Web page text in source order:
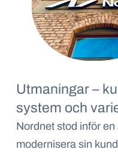
Utmaningar –
system och
Nordnet stod inför
modernisera sin